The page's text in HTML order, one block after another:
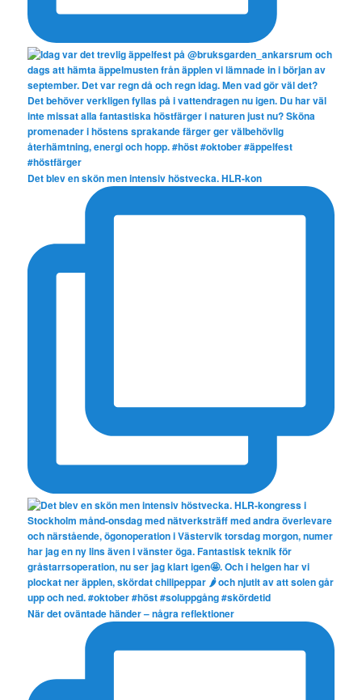
Det blev en skön men intensiv höstvecka. HLR-kon
När det oväntade händer – några reflektioner